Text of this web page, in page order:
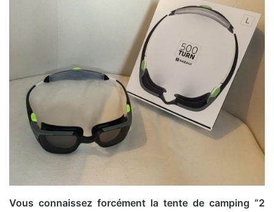
Vous connaissez forcément la tente de camping “2